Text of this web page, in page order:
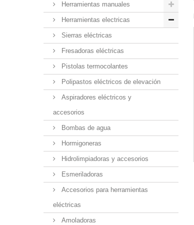
Herramientas manuales
Herramientas electricas
Sierras eléctricas
Fresadoras eléctricas
Pistolas termocolantes
Polipastos eléctricos de elevación
Aspiradores eléctricos y
accesorios
Bombas de agua
Hormigoneras
Hidrolimpiadoras y accesorios
Esmeriladoras
Accesorios para herramientas
eléctricas
Amoladoras